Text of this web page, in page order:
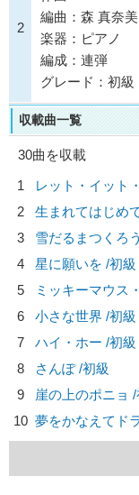
2
編曲：森 真奈美
楽器：ピアノ
編成：連弾
グレード：初級
収載曲一覧
30曲を収載
1
レット・イット
2
生まれてはじめ
3
雪だるまつくろ
4
星に願いを /初級
5
ミッキーマウス
6
小さな世界 /初級
7
ハイ・ホー /初級
8
さんぽ /初級
9
崖の上のポニョ /
10 夢をかなえてド